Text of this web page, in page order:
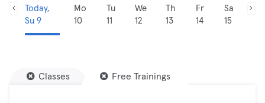
Today,
Su 9
Mo
10
Tu
11
We
12
Th
13
Fr
14
Sa
15
Classes Free Trainings